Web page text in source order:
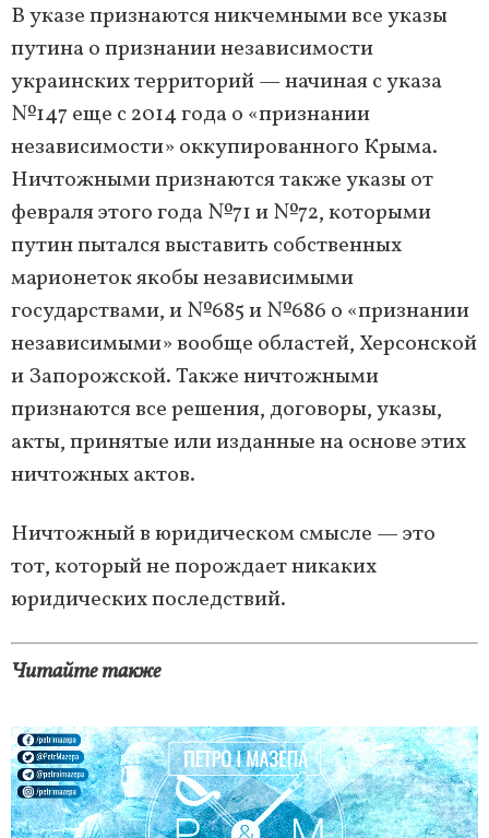
В указе признаются никчемными все указы
путина о признании независимости
украинских территорий — начиная с указа
№147 еще с 2014 года о «признании
независимости» оккупированного Крыма.
Ничтожными признаются также указы от
февраля этого года №71 и №72, которыми
путин пытался выставить собственных
марионеток якобы независимыми
государствами, и №685 и №686 о «признании
независимыми» вообще областей, Херсонской
и Запорожской. Также ничтожными
признаются все решения, договоры, указы,
акты, принятые или изданные на основе этих
ничтожных актов.
Ничтожный в юридическом смысле — это
тот, который не порождает никаких
юридических последствий.
Читайте также